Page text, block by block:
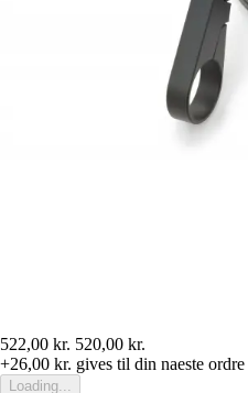
522,00 kr. 520,00 kr.
+26,00 kr. gives til din naeste ordre
Loading...